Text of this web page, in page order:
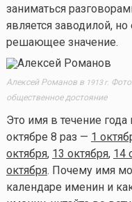
заниматься
является заводилой,
решающее значение.
Алексей Романов в 1913 г.
общественное достояние
Это имя в течение года
октябре 8 раз — 1
октября, 13 октября, 14
октября. Почему имя
календаре именин и